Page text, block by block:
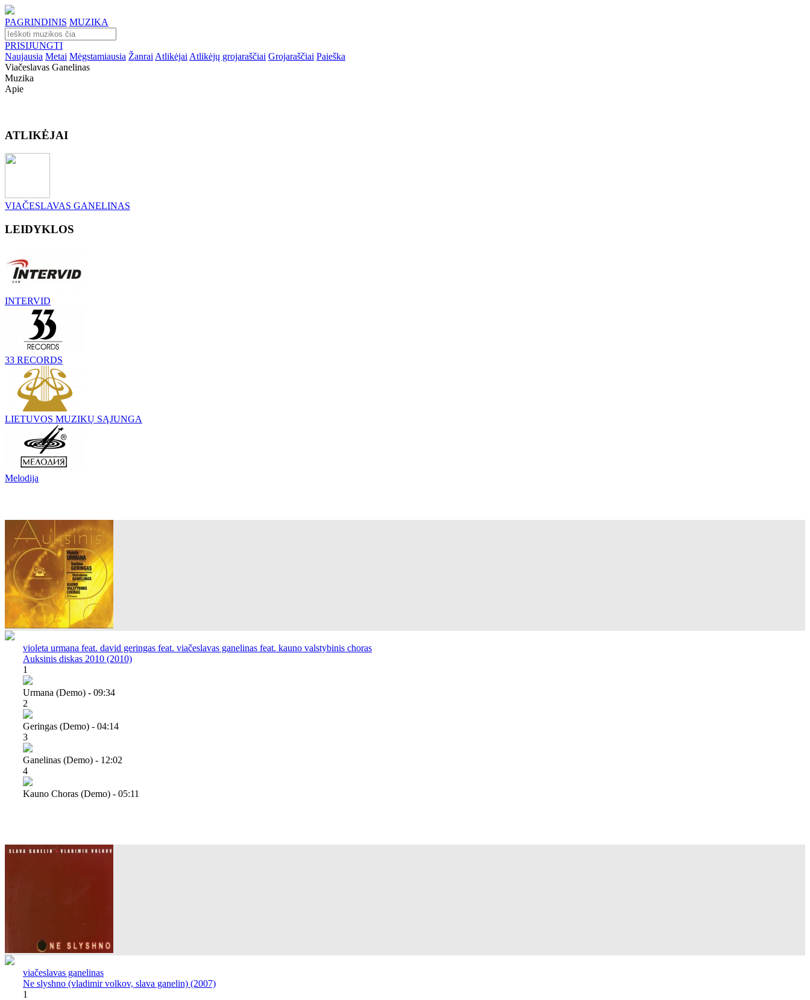
PAGRINDINIS MUZIKA
PRISIJUNGTI
Naujausia Metai Mėgstamiausia Žanrai Atlikėjai Atlikėjų grojaraščiai Grojaraščiai Paieška
Viačeslavas Ganelinas
Muzika
Apie
ATLIKĖJAI
VIAČESLAVAS GANELINAS
LEIDYKLOS
INTERVID
33 RECORDS
LIETUVOS MUZIKŲ SĄJUNGA
Melodija
violeta urmana feat. david geringas feat. viačeslavas ganelinas feat. kauno valstybinis choras
Auksinis diskas 2010 (2010)
1
Urmana (demo) - 09:34
2
Geringas (demo) - 04:14
3
Ganelinas (demo) - 12:02
4
Kauno Choras (demo) - 05:11
viačeslavas ganelinas
Ne slyshno (vladimir volkov, slava ganelin) (2007)
1